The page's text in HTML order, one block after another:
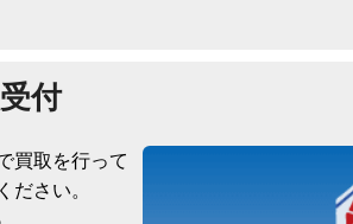
付
買取を行って
ださい。